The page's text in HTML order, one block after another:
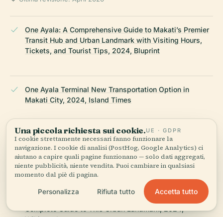
One Ayala: A Comprehensive Guide to Makati’s Premier
Transit Hub and Urban Landmark with Visiting Hours,
Tickets, and Tourist Tips, 2024, Bluprint
One Ayala Terminal New Transportation Option in
Makati City, 2024, Island Times
The Ultimate Mixed-Use Development in Makati CBD:
Enhancing Connectivity with Ease and Convenience,
2024, Ayala Land Groundbreakers
One Ayala Makati: Visiting Hours, Tickets, and
Complete Guide to This Urban Landmark, 2024,
Una piccola richiesta sui cookie.UE · GDPR
I cookie strettamente necessari fanno funzionare la
navigazione. I cookie di analisi (PostHog, Google Analytics) ci
aiutano a capire quali pagine funzionano — solo dati aggregati,
niente pubblicità, niente vendita. Puoi cambiare in qualsiasi
momento dal piè di pagina.
Personalizza Rifiuta tutto Accetta tutto